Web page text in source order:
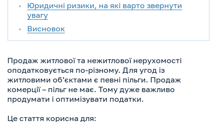
Юридичні ризики, на які варто звернути
увагу
Висновок
Продаж житлової та нежитлової нерухомості
оподатковується по-різному. Для угод із
житловими обʼєктами є певні пільги. Продаж
комерції – пільг не має. Тому дуже важливо
продумати і оптимізувати податки.
Це стаття корисна для: